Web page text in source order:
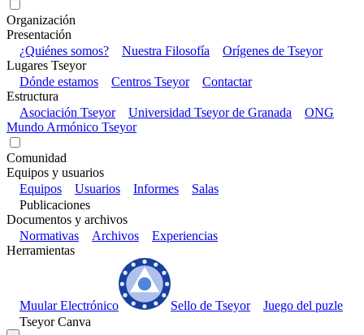
Organización
Presentación
¿Quiénes somos?
Nuestra Filosofía
Orígenes de Tseyor
Lugares Tseyor
Dónde estamos
Centros Tseyor
Contactar
Estructura
Asociación Tseyor
Universidad Tseyor de Granada
ONG
Mundo Armónico Tseyor
Comunidad
Equipos y usuarios
Equipos
Usuarios Informes
Salas
Publicaciones
Documentos y archivos
Normativas
Archivos
Experiencias
Herramientas
Muular Electrónico Sello de Tseyor
Juego del puzle
Tseyor Canva